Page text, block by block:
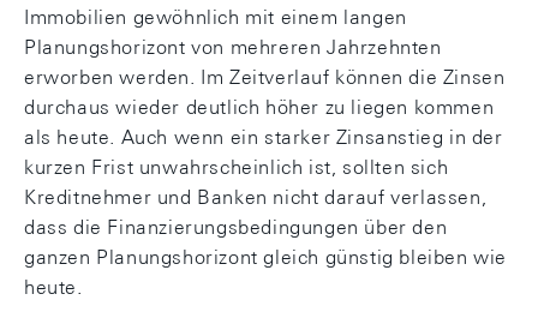
Immobilien gewöhnlich mit einem langen
Planungshorizont von mehreren Jahrzehnten
erworben werden. Im Zeitverlauf können die Zinsen
durchaus wieder deutlich höher zu liegen kommen
als heute. Auch wenn ein starker Zinsanstieg in der
kurzen Frist unwahrscheinlich ist, sollten sich
Kreditnehmer und Banken nicht darauf verlassen,
dass die Finanzierungsbedingungen über den
ganzen Planungshorizont gleich günstig bleiben wie
heute.